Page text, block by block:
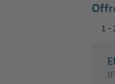
1 -